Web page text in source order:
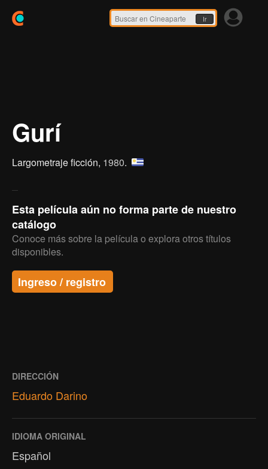
Ir
Gurí
Largometraje ficción, 1980.
Esta película aún no forma parte de nuestro
catálogo
Conoce más sobre la película o explora otros títulos
disponibles.
Ingreso / registro
DIRECCIÓN
Eduardo Darino
IDIOMA ORIGINAL
Español